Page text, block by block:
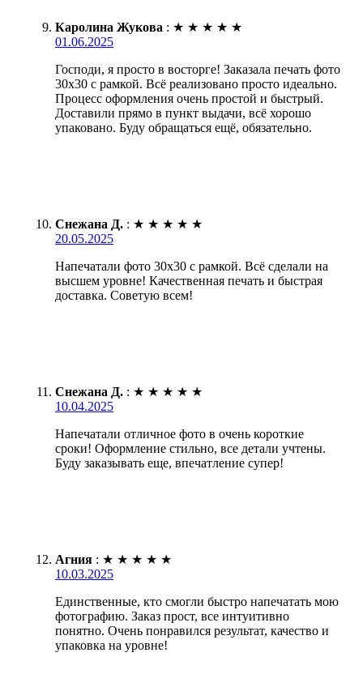
Каролина Жукова : ★ ★ ★ ★ ★
01.06.2025
Господи, я просто в восторге! Заказала печать фото
30х30 с рамкой. Всё реализовано просто идеально.
Процесс оформления очень простой и быстрый.
Доставили прямо в пункт выдачи, всё хорошо
упаковано. Буду обращаться ещё, обязательно.
Снежана Д. : ★ ★ ★ ★ ★
20.05.2025
Напечатали фото 30х30 с рамкой. Всё сделали на
высшем уровне! Качественная печать и быстрая
доставка. Советую всем!
Снежана Д. : ★ ★ ★ ★ ★
10.04.2025
Напечатали отличное фото в очень короткие
сроки! Оформление стильно, все детали учтены.
Буду заказывать еще, впечатление супер!
Агния : ★ ★ ★ ★ ★
10.03.2025
Единственные, кто смогли быстро напечатать мою
фотографию. Заказ прост, все интуитивно
понятно. Очень понравился результат, качество и
упаковка на уровне!